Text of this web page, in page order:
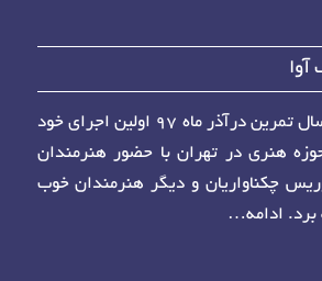
آوا
این گروه بعد از ۲ سال تمرین درآذر ماه ۹۷ اولین اجرای خود
هنری در تهران با حضور هنرمندان
چکناواریان و دیگر هنرمندان خوب
ادامه…